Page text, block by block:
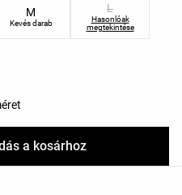
M
Kevés darab
L
Hasonlóak
megtekintése
a kosárhoz